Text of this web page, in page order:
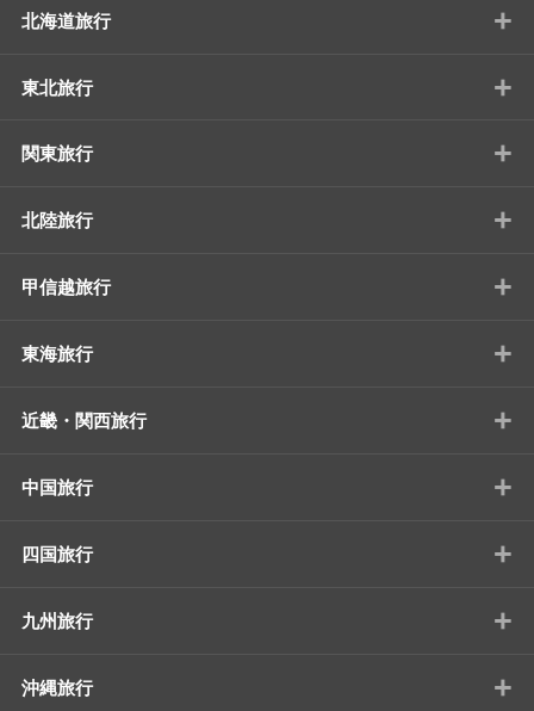
北海道旅行 +
東北旅行 +
関東旅行 +
北陸旅行 +
甲信越旅行 +
東海旅行 +
近畿・関西旅行 +
中国旅行 +
四国旅行 +
九州旅行 +
沖縄旅行 +